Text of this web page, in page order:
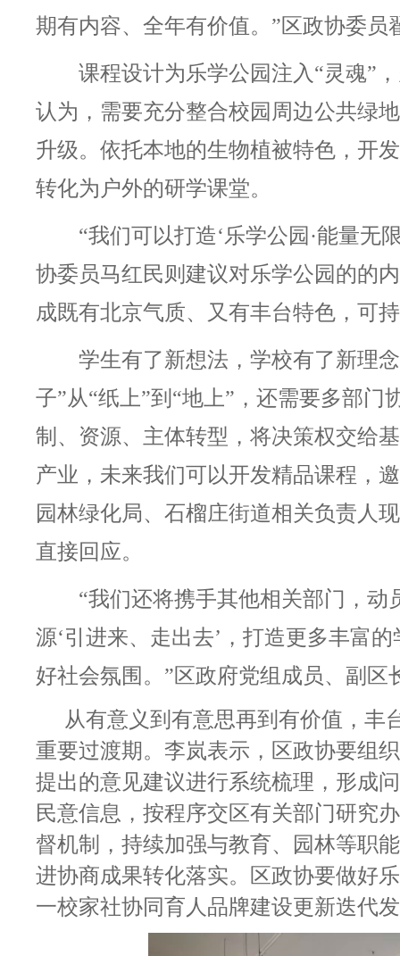
期有内容、全年有价值。”区政协委员
课程设计为乐学公园注入 “灵魂”
认为，需要充分整合校园周边公共绿
升级。依托本地的生物植被特色，开
转化为户外的研学课堂。
“我们可以打造‘乐学公园·能量无
协委员马红民则建议对乐学公园的的
成既有北京气质、又有丰台特色，可
学生有了新想法，学校有了新理
子”从“纸上”到“地上”，还需要多部
制、资源、主体转型，将决策权交给
产业，未来我们可以开发精品课程，
园林绿化局、石榴庄街道相关负责人
直接回应。
“我们还将携手其他相关部门，
源‘引进来、走出去’，打造更多丰富
好社会氛围。”区政府党组成员、副区
从有意义到有意思再到有价值，丰
重要过渡期。李岚表示，区政协要组
提出的意见建议进行系统梳理，形成
民意信息，按程序交区有关部门研究
督机制，持续加强与教育、园林等职
进协商成果转化落实。区政协要做好
一校家社协同育人品牌建设更新迭代